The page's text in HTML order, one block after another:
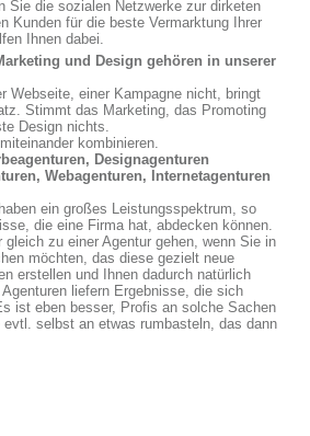
Sie die sozialen Netzwerke zur dirketen
Kunden für die beste Vermarktung Ihrer
Ihnen dabei.
und Design gehören in unserer
Webseite, einer Kampagne nicht, bringt
Stimmt das Marketing, das Promoting
Design nichts.
kombinieren.
Designagenturen
Webagenturen, Internetagenturen
ein großes Leistungsspektrum, so
die eine Firma hat, abdecken können.
gleich zu einer Agentur gehen, wenn Sie in
möchten, das diese gezielt neue
erstellen und Ihnen dadurch natürlich
liefern Ergebnisse, die sich
ist eben besser, Profis an solche Sachen
selbst an etwas rumbasteln, das dann